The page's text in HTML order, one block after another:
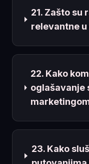
21. Zašto su
relevantne
22. Kako
oglašavanje
23. Kako